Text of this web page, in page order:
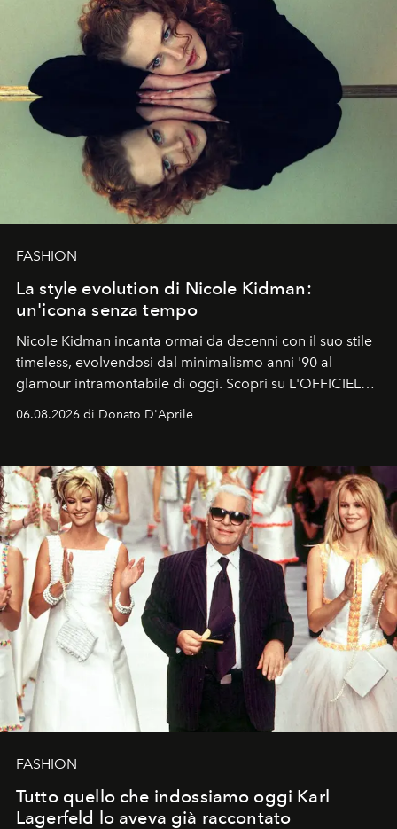
FASHION
La style evolution di Nicole Kidman:
un'icona senza tempo
Nicole Kidman incanta ormai da decenni con il suo stile
timeless, evolvendosi dal minimalismo anni '90 al
glamour intramontabile di oggi. Scopri su L'OFFICIEL
06.08.2026 di Donato D'Aprile
FASHION
Tutto quello che indossiamo oggi Karl
Lagerfeld lo aveva già raccontato